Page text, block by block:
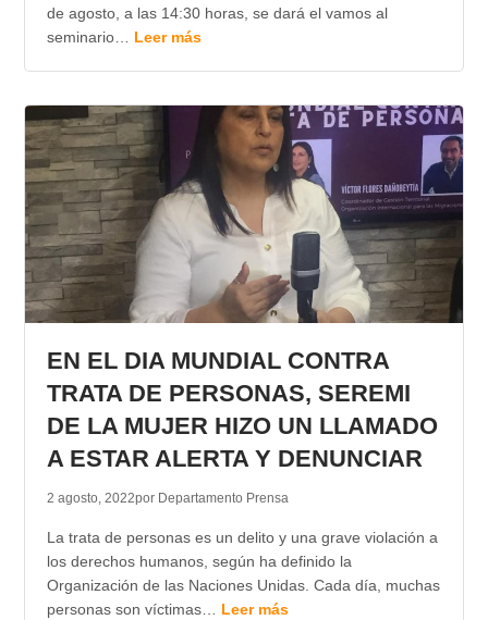
de agosto, a las 14:30 horas, se dará el vamos al
seminario… Leer más
EN EL DIA MUNDIAL CONTRA
TRATA DE PERSONAS, SEREMI
DE LA MUJER HIZO UN LLAMADO
A ESTAR ALERTA Y DENUNCIAR
2 agosto, 2022por Departamento Prensa
La trata de personas es un delito y una grave violación a
los derechos humanos, según ha definido la
Organización de las Naciones Unidas. Cada día, muchas
personas son víctimas… Leer más